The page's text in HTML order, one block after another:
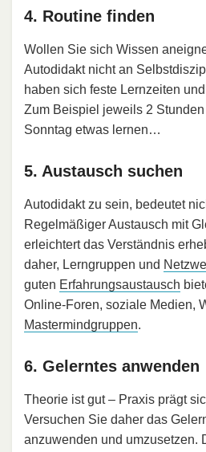
4. Routine finden
Wollen Sie sich Wissen
Autodidakt nicht an
haben sich feste Lernzeiten
Zum Beispiel jeweils 2
Sonntag etwas lernen…
5. Austausch suchen
Autodidakt zu sein, bedeutet
Regelmäßiger Austausch mit
erleichtert das Verständnis
daher, Lerngruppen und
guten Erfahrungsaustausch
Online-Foren, soziale Medien,
Mastermindgruppen.
6. Gelerntes anwenden
Theorie ist gut – Praxis prägt
Versuchen Sie daher das
anzuwenden und umzusetzen.